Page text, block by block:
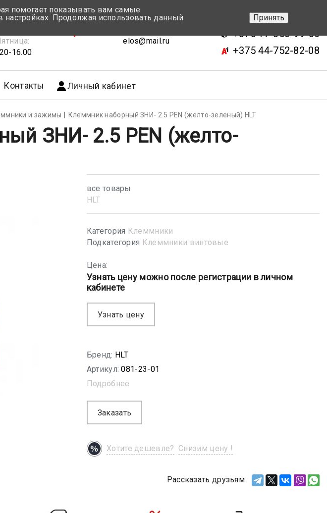
Четверг:
16.00
elos@mail.ru
+375 17-343-46-70
+375 17-350-99-56
+375 44-752-82-08
Контакты Личный кабинет
и зажимы Клеммник наборный ЗНИ- 2.5 PEN (желто-зеленый) HLT
ЗНИ- 2.5 PEN (желто-
все товары
HLT
Категория Клеммники
Подкатегория Клеммники винтовые
Цена:
Узнать цену можно после регистрации в личном
кабинете
Узнать цену
Бренд: HLT
Артикул: 081-23-01
Подробнее
Заказать
Хотите дешевле? Снизим цену !
Рассказать друзьям
помогает показывать вам самые
Продолжая использовать данный
Принять